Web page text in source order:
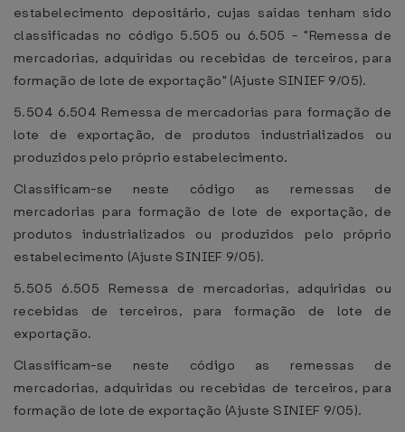
estabelecimento depositário, cujas saídas tenham sido
classificadas no código 5.505 ou 6.505 - "Remessa de
mercadorias, adquiridas ou recebidas de terceiros, para
formação de lote de exportação" (Ajuste SINIEF 9/05).
5.504 6.504 Remessa de mercadorias para formação de
lote de exportação, de produtos industrializados ou
produzidos pelo próprio estabelecimento.
Classificam-se neste código as remessas de
mercadorias para formação de lote de exportação, de
produtos industrializados ou produzidos pelo próprio
estabelecimento (Ajuste SINIEF 9/05).
5.505 6.505 Remessa de mercadorias, adquiridas ou
recebidas de terceiros, para formação de lote de
exportação.
Classificam-se neste código as remessas de
mercadorias, adquiridas ou recebidas de terceiros, para
formação de lote de exportação (Ajuste SINIEF 9/05).